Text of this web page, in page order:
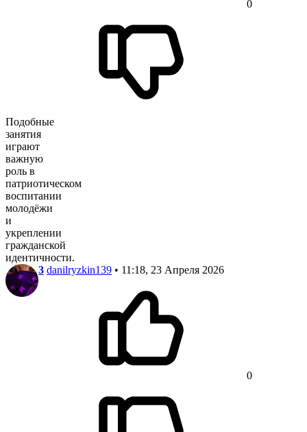
0
Подобные
занятия
играют
важную
роль в
патриотическом
воспитании
молодёжи
и
укреплении
гражданской
идентичности.
3 danilryzkin139 • 11:18, 23 Апреля 2026
0